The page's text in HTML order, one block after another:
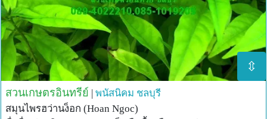
⇳
สวนเกษตรอินทรีย์ | พนัสนิคม ชลบุรี
สมุนไพรฮว่านง็อก (Hoan Ngoc)